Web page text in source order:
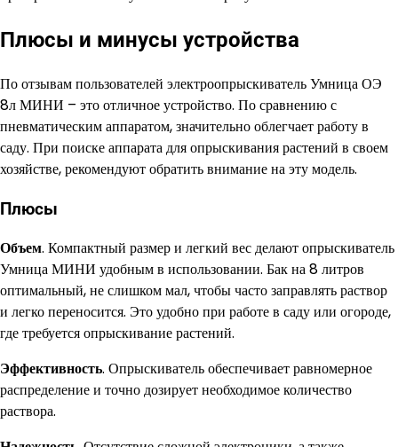
Плюсы и минусы устройства
По отзывам пользователей электроопрыскиватель Умница ОЭ
8л МИНИ – это отличное устройство. По сравнению с
пневматическим аппаратом, значительно облегчает работу в
саду. При поиске аппарата для опрыскивания растений в своем
хозяйстве, рекомендуют обратить внимание на эту модель.
Плюсы
Объем. Компактный размер и легкий вес делают опрыскиватель
Умница МИНИ удобным в использовании. Бак на 8 литров
оптимальный, не слишком мал, чтобы часто заправлять раствор
и легко переносится. Это удобно при работе в саду или огороде,
где требуется опрыскивание растений.
Эффективность. Опрыскиватель обеспечивает равномерное
распределение и точно дозирует необходимое количество
раствора.